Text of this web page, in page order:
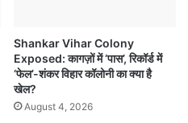
Shankar Vihar Colony
Exposed: कागज़ों में ‘पास’, रिकॉर्ड में
‘फेल’-शंकर विहार कॉलोनी का क्या है
खेल?
August 4, 2026